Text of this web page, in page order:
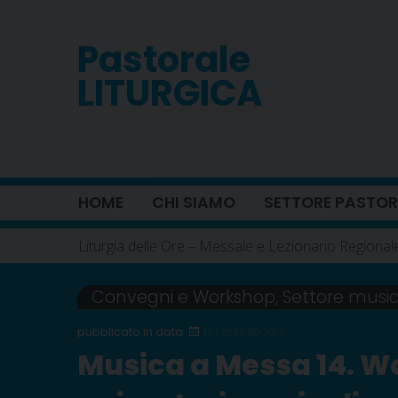
Pastorale
LITURGICA
HOME CHI SIAMO SETTORE
Liturgia delle Ore – Messale e Lezionario
Convegni e Workshop, Settore
Musica a Messa 14.